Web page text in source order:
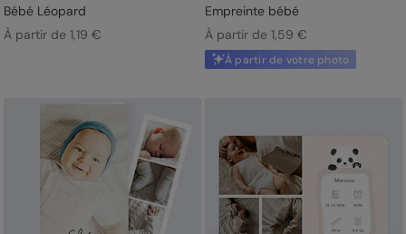
Bébé Léopard
À partir de 1,19 €
Empreinte bébé
À partir de 1,59 €
À partir de votre photo